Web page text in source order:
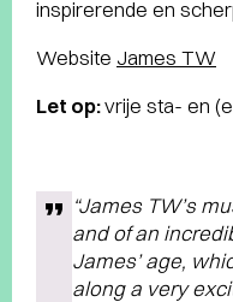
inspirerende en
Website James TW
Let op:vrije sta- en
“James TW’s
and of an
James’ age,
along a very